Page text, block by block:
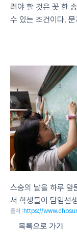
려야 할 것은 꽃 한
수 있는 조건이다.
스승의 날을 하루 앞
서 학생들이 담임선
출처 : https://
목록으로 가기